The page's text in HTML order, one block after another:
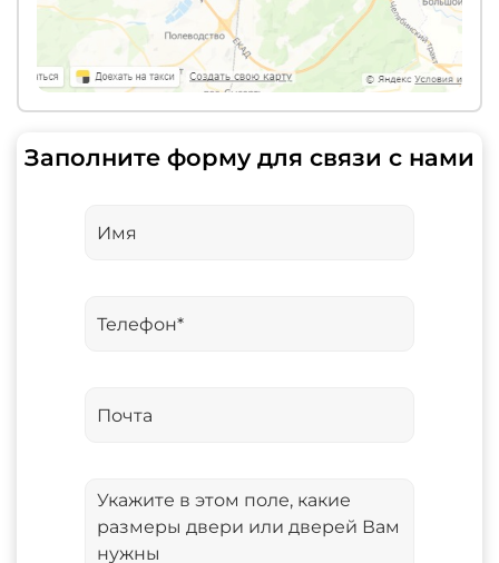
Заполните форму для связи с нами